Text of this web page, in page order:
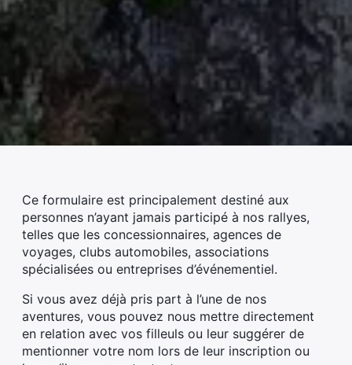
Ce formulaire est principalement destiné aux
personnes n’ayant jamais participé à nos rallyes,
telles que les concessionnaires, agences de
voyages, clubs automobiles, associations
spécialisées ou entreprises d’événementiel.
Si vous avez déjà pris part à l’une de nos
aventures, vous pouvez nous mettre directement
en relation avec vos filleuls ou leur suggérer de
mentionner votre nom lors de leur inscription ou